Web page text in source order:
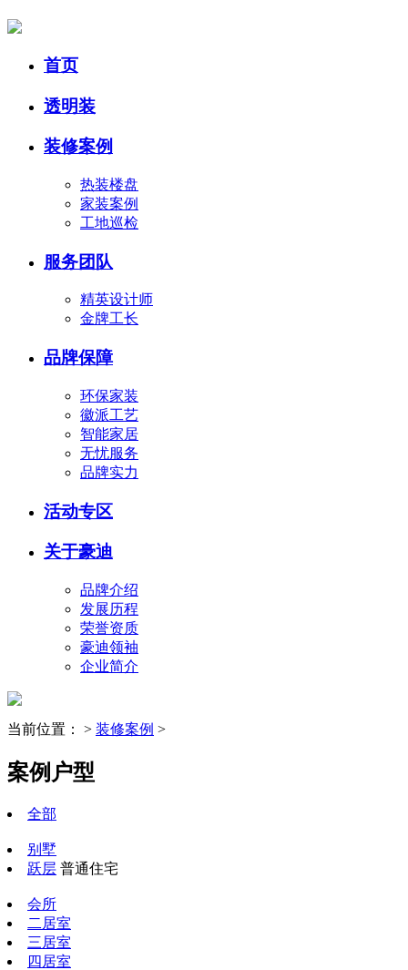
首页
透明装
装修案例
热装楼盘
家装案例
工地巡检
服务团队
精英设计师
金牌工长
品牌保障
环保家装
徽派工艺
智能家居
无忧服务
品牌实力
活动专区
关于豪迪
品牌介绍
发展历程
荣誉资质
豪迪领袖
企业简介
当前位置： > 装修案例 >
案例户型
全部
别墅
跃层 普通住宅
会所
二居室
三居室
四居室